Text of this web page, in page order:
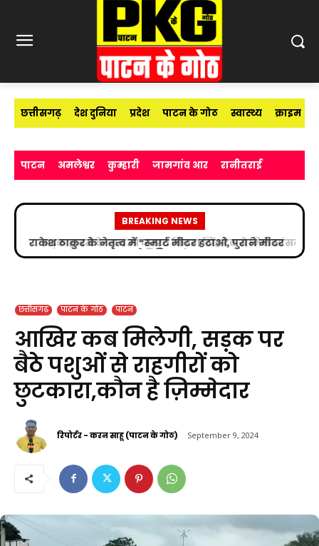
छत्तीसगढ़ देश दुनिया प्रदेश पाटन के गोठ स्वास्थ्य क्राइम
पाटन अमलेश्वर कुम्हारी जामगांव आर रानीतराई
BREAKING NEWS
सड़क हादसे के बाद उपचाररत किरण सिंह देव से मिले सांसद
विजय बघेल
छत्तीसगढ़ पाटन के गोठ पाटन
आखिर कब मिलेगी, सड़क पर
बैठे पशुओं से राहगीरों को
छुटकारा,कौन है ज़िम्मेदार
रिपोर्टर - करन साहू (पाटन के गोठ) September 9, 2024